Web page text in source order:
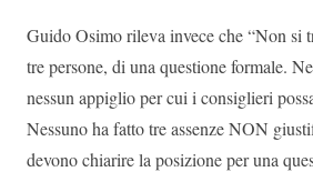
Guido Osimo rileva invece che “Non si
tre persone, di una questione formale.
nessun appiglio per cui i consiglieri
Nessuno ha fatto tre assenze NON
devono chiarire la posizione per una